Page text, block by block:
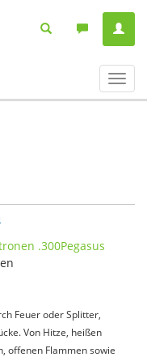
ein-/
Feuer oder Splitter,
Von Hitze, heißen
offenen Flammen sowie